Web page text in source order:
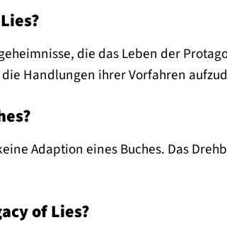
die das Leben der
Handlungen ihrer Vorfahren
Adaption eines Buches. Das
of Lies?